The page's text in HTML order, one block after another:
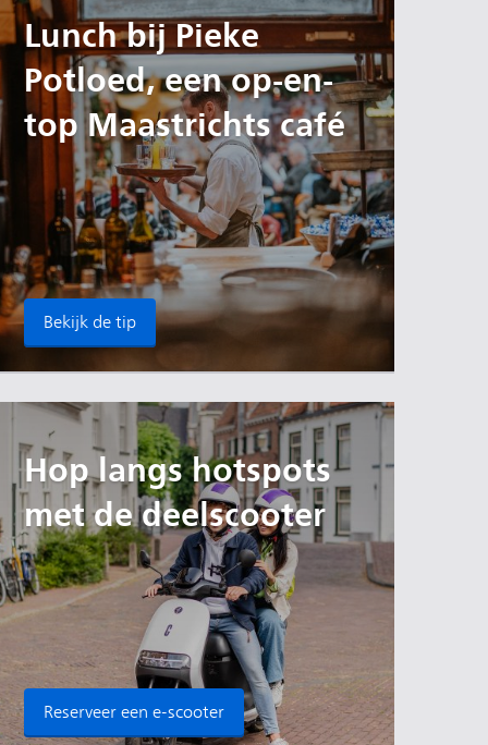
Lunch bij Pieke
Potloed, een op-en-
top Maastrichts café
Bekijk de tip
Hop langs hotspots
met de deelscooter
Reserveer een e-scooter